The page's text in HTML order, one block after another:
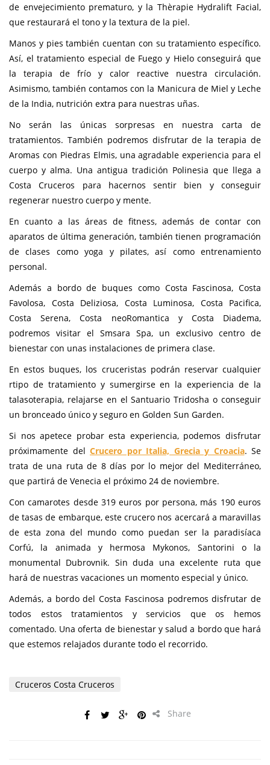
de envejecimiento prematuro, y la Thèrapie Hydralift Facial,
que restaurará el tono y la textura de la piel.
Manos y pies también cuentan con su tratamiento específico.
Así, el tratamiento especial de Fuego y Hielo conseguirá que
la terapia de frío y calor reactive nuestra circulación.
Asimismo, también contamos con la Manicura de Miel y Leche
de la India, nutrición extra para nuestras uñas.
No serán las únicas sorpresas en nuestra carta de
tratamientos. También podremos disfrutar de la terapia de
Aromas con Piedras Elmis, una agradable experiencia para el
cuerpo y alma. Una antigua tradición Polinesia que llega a
Costa Cruceros para hacernos sentir bien y conseguir
regenerar nuestro cuerpo y mente.
En cuanto a las áreas de fitness, además de contar con
aparatos de última generación, también tienen programación
de clases como yoga y pilates, así como entrenamiento
personal.
Además a bordo de buques como Costa Fascinosa, Costa
Favolosa, Costa Deliziosa, Costa Luminosa, Costa Pacifica,
Costa Serena, Costa neoRomantica y Costa Diadema,
podremos visitar el Smsara Spa, un exclusivo centro de
bienestar con unas instalaciones de primera clase.
En estos buques, los cruceristas podrán reservar cualquier
rtipo de tratamiento y sumergirse en la experiencia de la
talasoterapia, relajarse en el Santuario Tridosha o conseguir
un bronceado único y seguro en Golden Sun Garden.
Si nos apetece probar esta experiencia, podemos disfrutar
próximamente del Crucero por Italia, Grecia y Croacia. Se
trata de una ruta de 8 días por lo mejor del Mediterráneo,
que partirá de Venecia el próximo 24 de noviembre.
Con camarotes desde 319 euros por persona, más 190 euros
de tasas de embarque, este crucero nos acercará a maravillas
de esta zona del mundo como puedan ser la paradisíaca
Corfú, la animada y hermosa Mykonos, Santorini o la
monumental Dubrovnik. Sin duda una excelente ruta que
hará de nuestras vacaciones un momento especial y único.
Además, a bordo del Costa Fascinosa podremos disfrutar de
todos estos tratamientos y servicios que os hemos
comentado. Una oferta de bienestar y salud a bordo que hará
que estemos relajados durante todo el recorrido.
Cruceros Costa Cruceros
Share